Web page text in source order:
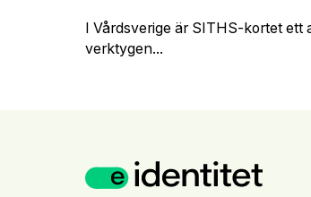
I Vårdsverige är SITHS-kortet ett
verktygen...